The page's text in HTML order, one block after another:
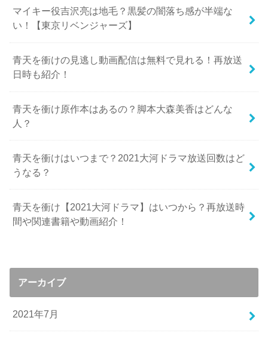
マイキー役吉沢亮は地毛？黒髪の闇落ち感が半端な
い！【東京リベンジャーズ】
青天を衝けの見逃し動画配信は無料で見れる！再放送
日時も紹介！
青天を衝け原作本はあるの？脚本大森美香はどんな
人？
青天を衝けはいつまで？2021大河ドラマ放送回数はど
うなる？
青天を衝け【2021大河ドラマ】はいつから？再放送時
間や関連書籍や動画紹介！
アーカイブ
2021年7月